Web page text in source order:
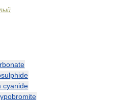
cyanide